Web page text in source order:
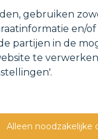
gebruiken
en/
partijen in de
te
Alleen noodzakelijke